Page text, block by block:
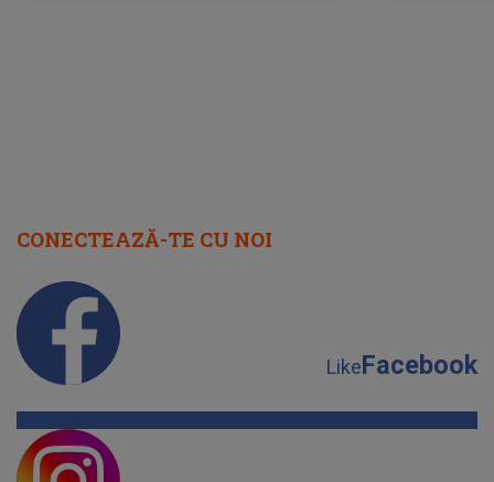
CONECTEAZĂ-TE CU NOI
LikeFacebook